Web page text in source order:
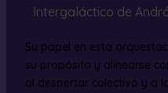
Intergaláctico de
Su papel en esta
su propósito y alinearse
al despertar colectivo y a